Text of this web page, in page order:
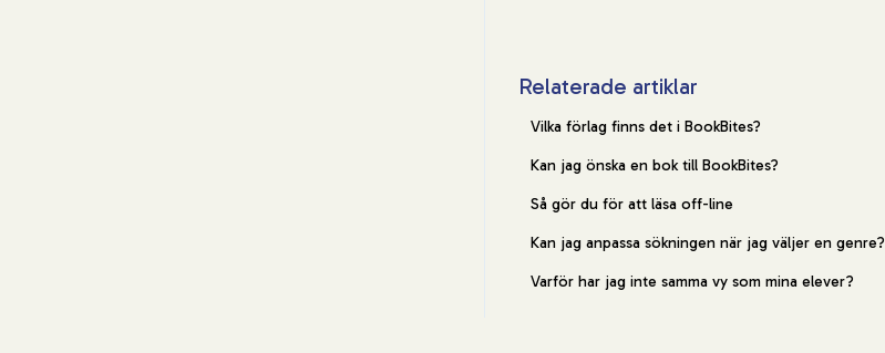
Relaterade artiklar
Vilka förlag finns det i BookBites?
Kan jag önska en bok till BookBites?
Så gör du för att läsa off-line
Kan jag anpassa sökningen när jag väljer en genre?
Varför har jag inte samma vy som mina elever?